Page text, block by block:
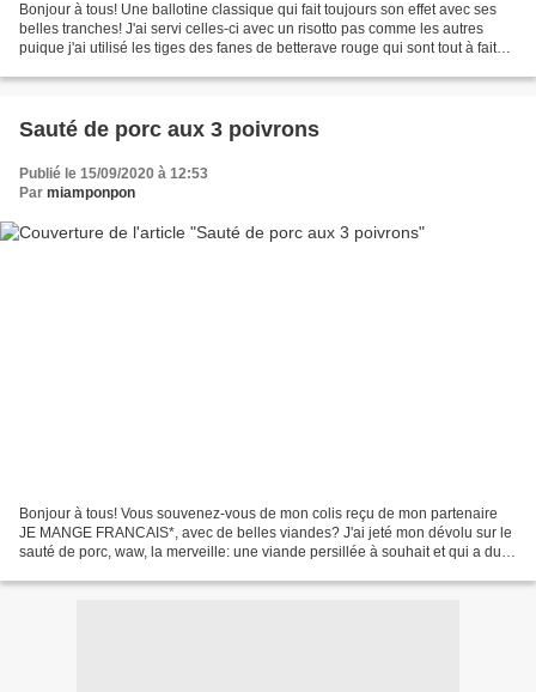
Bonjour à tous! Une ballotine classique qui fait toujours son effet avec ses
belles tranches! J'ai servi celles-ci avec un risotto pas comme les autres
puique j'ai utilisé les tiges des fanes de betterave rouge qui sont tout à fait
Sauté de porc aux 3 poivrons
Publié le 15/09/2020 à 12:53
Par miamponpon
Bonjour à tous! Vous souvenez-vous de mon colis reçu de mon partenaire
JE MANGE FRANCAIS*, avec de belles viandes? J'ai jeté mon dévolu sur le
sauté de porc, waw, la merveille: une viande persillée à souhait et qui a du